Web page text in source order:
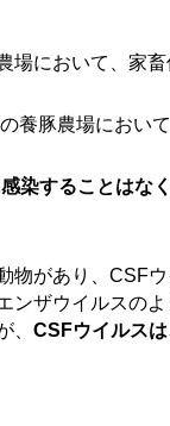
場において、家
養豚農場におい
染することはな
物があり、CSF
ンザウイルスの
、 CSFウイルスは